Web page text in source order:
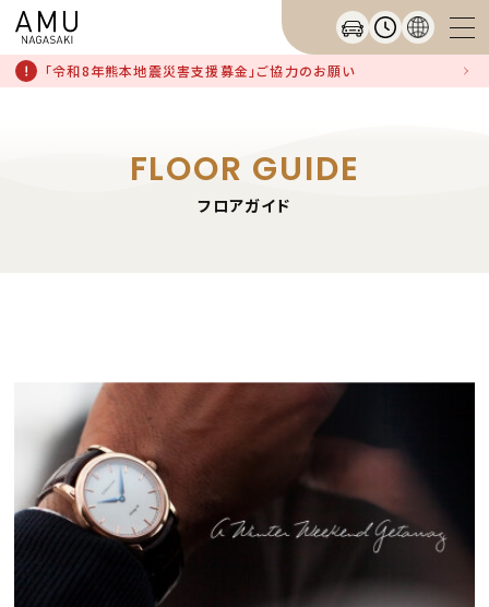
「令和8年熊本地震災害支援募金」ご協力のお願い
FLOOR GUIDE
フロアガイド